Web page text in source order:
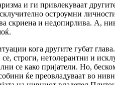
и ги привлекуваат другите
остроумни
скриена и недопирлива. А,
кога другите губат
строги, нетолерантни и
се како пријатели. Но,
ќе преовладуваат во